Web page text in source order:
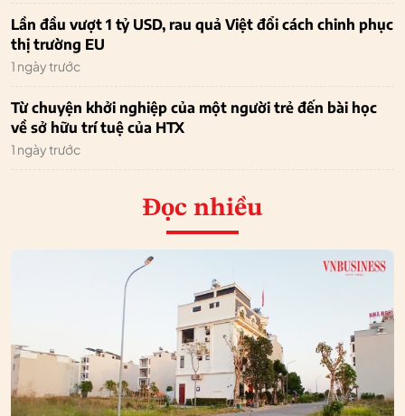
Lần đầu vượt 1 tỷ USD, rau quả Việt đổi cách chinh phục
thị trường EU
1 ngày trước
Từ chuyện khởi nghiệp của một người trẻ đến bài học
về sở hữu trí tuệ của HTX
1 ngày trước
Đọc nhiều